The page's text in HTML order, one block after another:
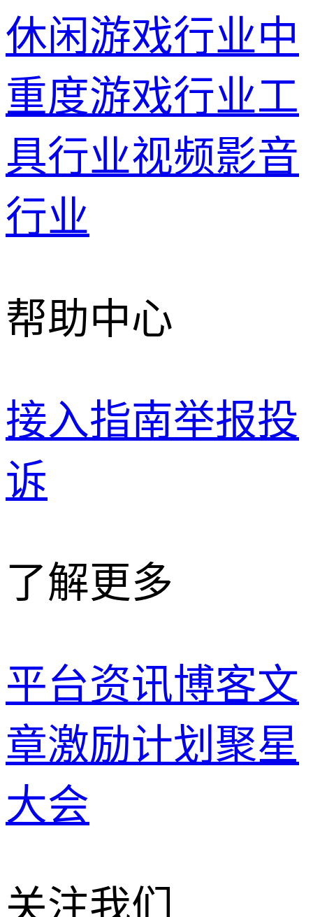
休闲游戏行业中
重度游戏行业工
具行业视频影音
行业
帮助中心
接入指南举报投
诉
了解更多
平台资讯博客文
章激励计划 聚星
大会
关注我们